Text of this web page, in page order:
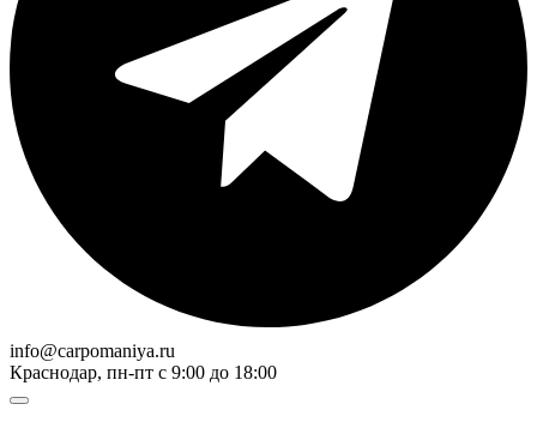
info@carpomaniya.ru
Краснодар, пн-пт с 9:00 до 18:00